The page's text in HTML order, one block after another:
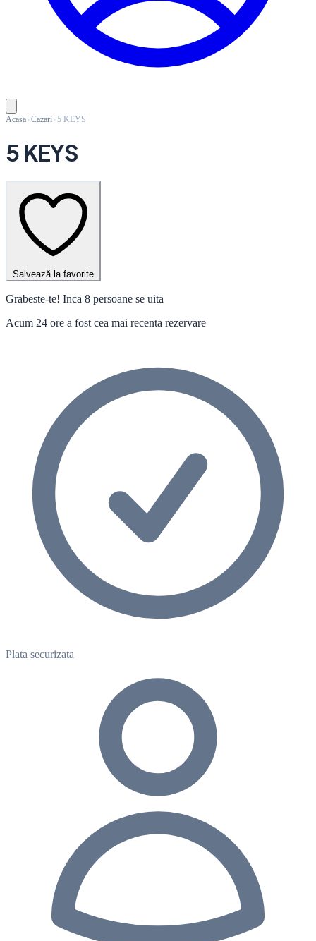
Acasa Cazari 5 KEYS
5 KEYS
Salvează la favorite
Grabeste-te! Inca 8 persoane se uita
Acum 24 ore a fost cea mai recenta rezervare
Plata securizata